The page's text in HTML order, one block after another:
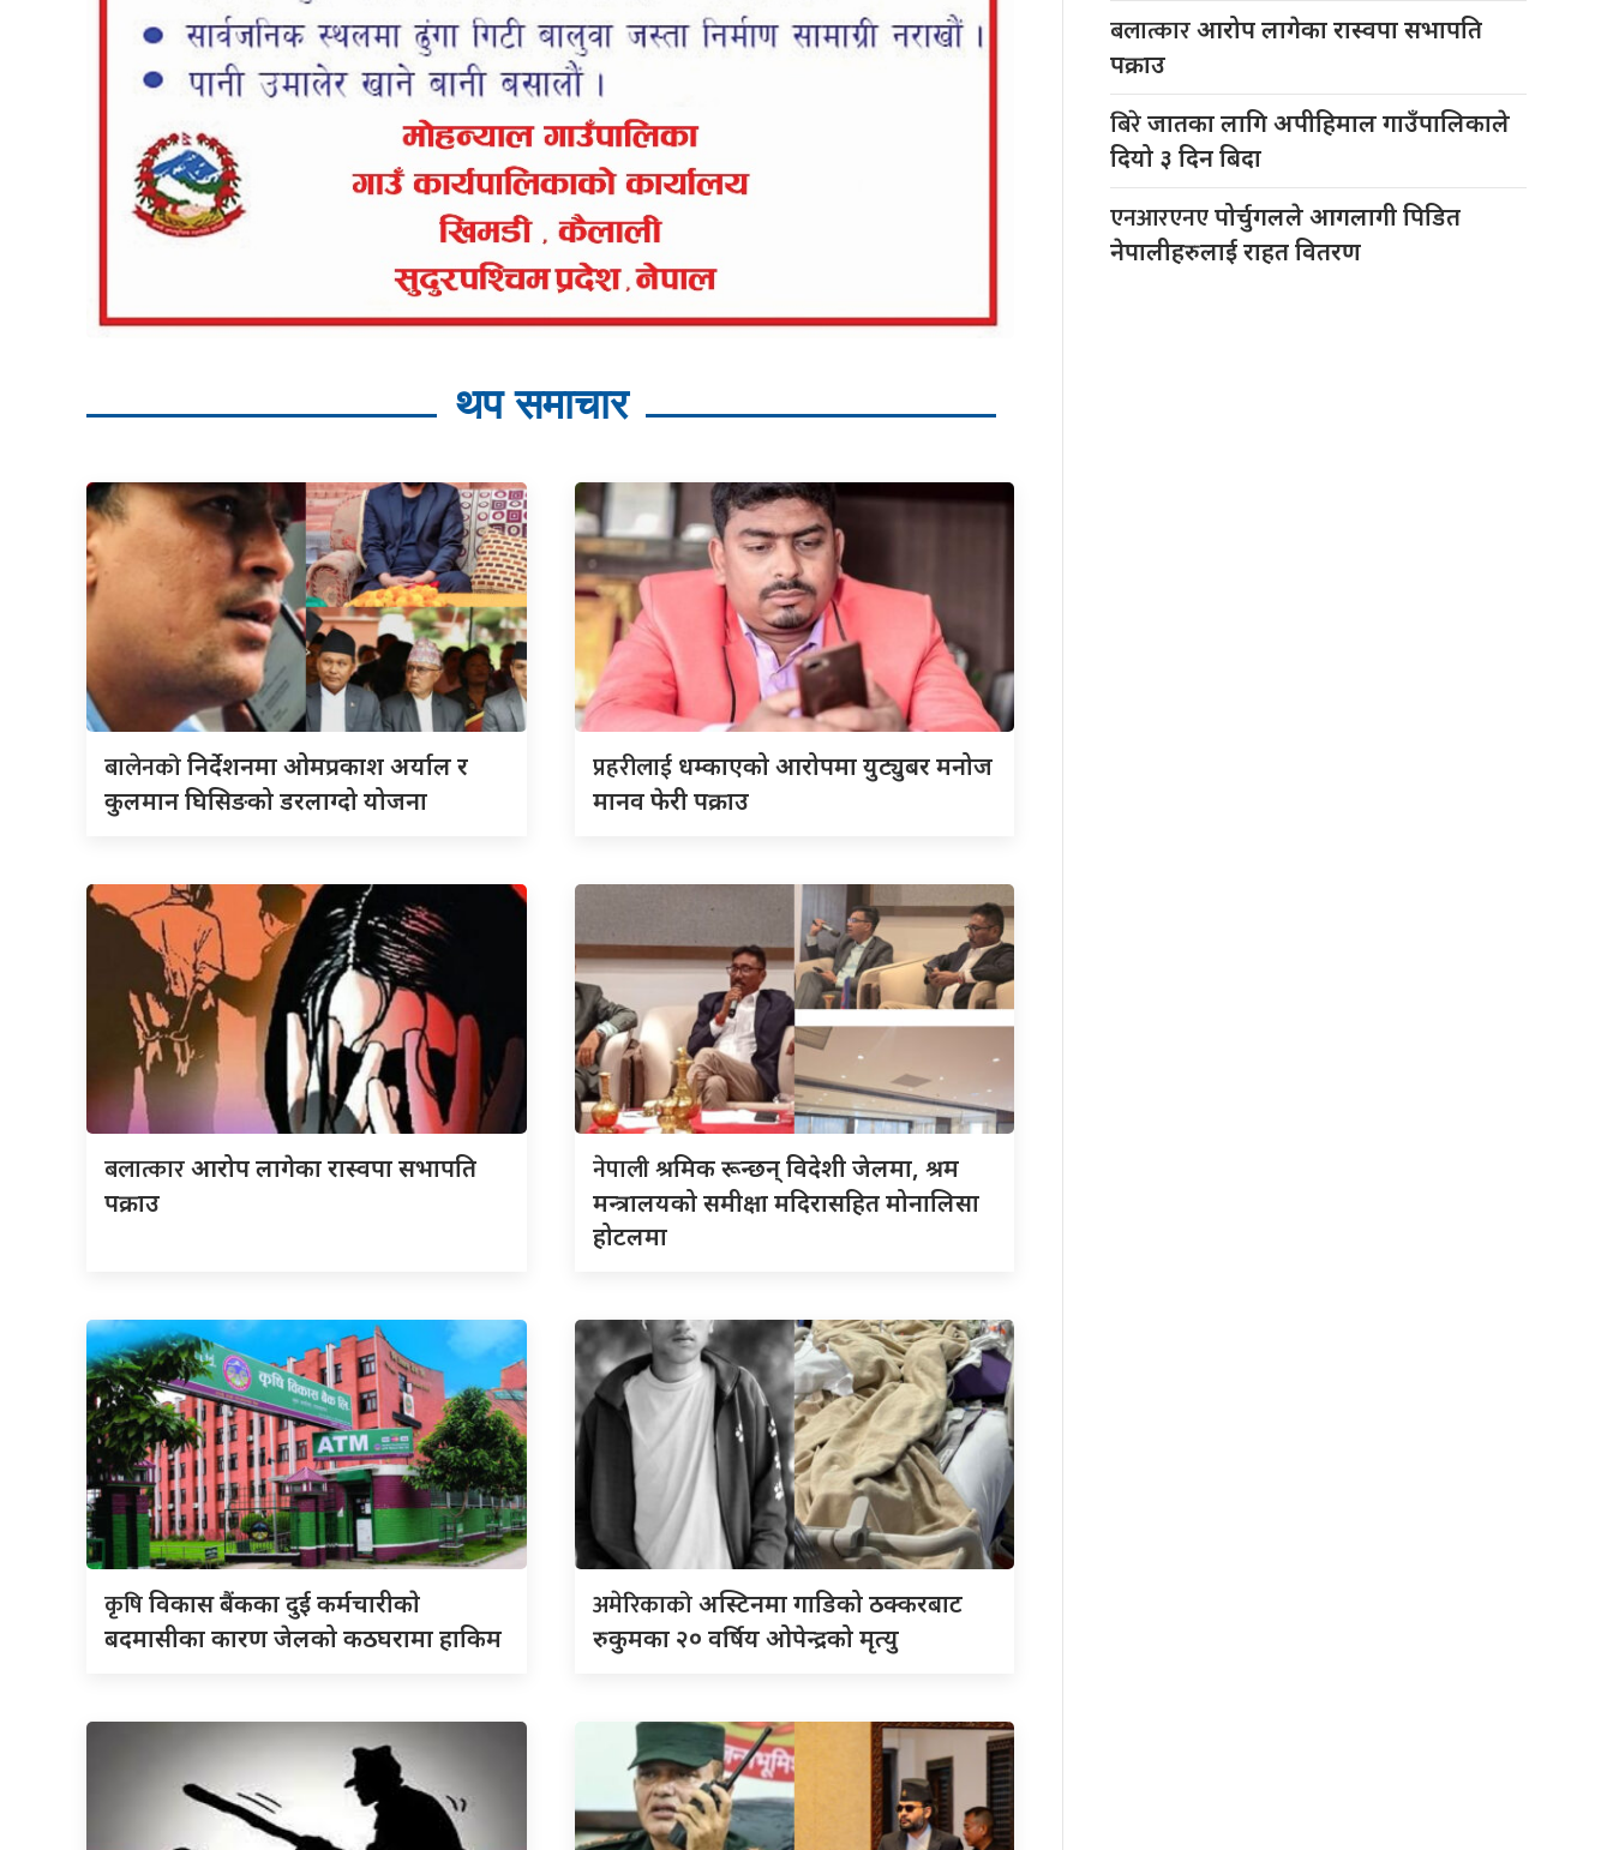
थप समाचार
बालेनकोनिर्देशनमा ओमप्रकाश अर्याल र
कुलमान घिसिङको डरलाग्दो योजना
प्रहरीलाई धम्काएको आरोपमा युट्युबर मनोज
मानव फेरी पक्राउ
बलात्कारआरोप लागेका रास्वपा सभापति
पक्राउ
नेपालीश्रमिक रून्छन् विदेशी जेलमा, श्रम
मन्त्रालयको समीक्षा मदिरासहित मोनालिसा
होटलमा
कृषिविकास बैंकका दुई कर्मचारीकाे
बदमासीका कारण जेलको कठघरामा हाकिम
अमेरिकाकोअस्टिनमा गाडिको ठक्करबाट
रुकुमका २० वर्षिय ओपेन्द्रको मृत्यु
बलात्कारआरोप लागेका रास्वपा सभापति
पक्राउ
बिरेजातका लागि अपीहिमाल गाउँपालिकाले
दियो ३ दिन बिदा
एनआरएनएपोर्चुगलले आगलागी पिडित
नेपालीहरुलाई राहत वितरण